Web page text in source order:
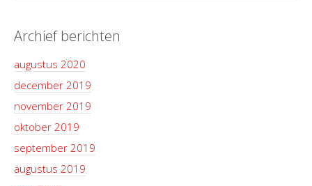
Archief berichten
augustus 2020
december 2019
november 2019
oktober 2019
september 2019
augustus 2019